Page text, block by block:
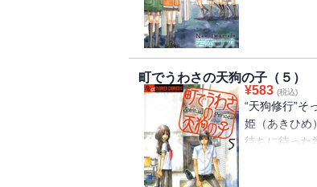
町でうわさの天狗の子（５）
¥583 (税込)
“天狗修行”そ
姫（あきひめ
待ちに待った
が、楽しい